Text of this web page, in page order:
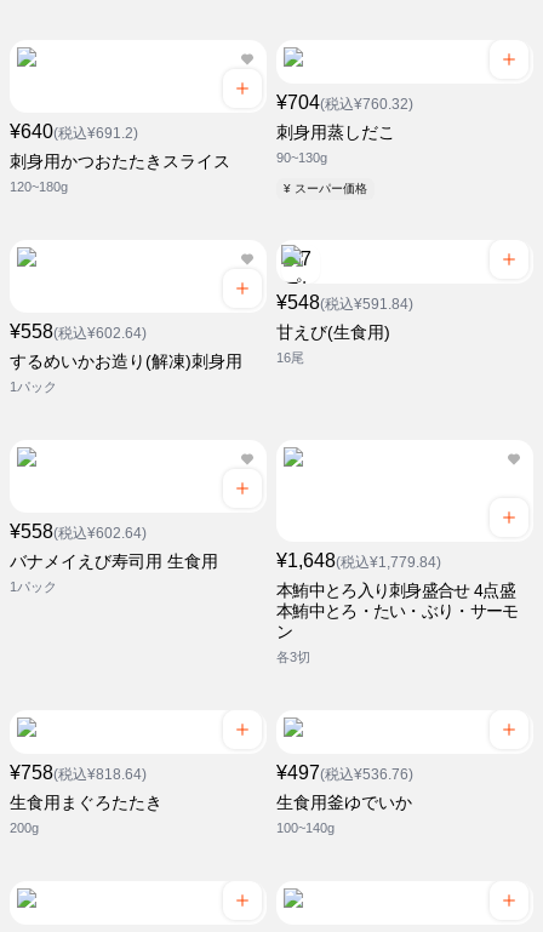
¥640(税込¥691.2)
刺身用かつおたたきスライス
120~180g
¥704(税込¥760.32)
刺身用蒸しだこ
90~130g
¥ スーパー価格
¥558(税込¥602.64)
するめいかお造り(解凍)刺身用
1パック
¥548(税込¥591.84)
甘えび(生食用)
16尾
¥558(税込¥602.64)
バナメイえび寿司用 生食用
1パック
¥1,648(税込¥1,779.84)
本鮪中とろ入り刺身盛合せ 4点盛
本鮪中とろ・たい・ぶり・サーモ
ン
各3切
¥758(税込¥818.64)
生食用まぐろたたき
200g
¥497(税込¥536.76)
生食用釜ゆでいか
100~140g